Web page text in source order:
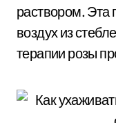
раствором. Эта
воздух из
терапии розы